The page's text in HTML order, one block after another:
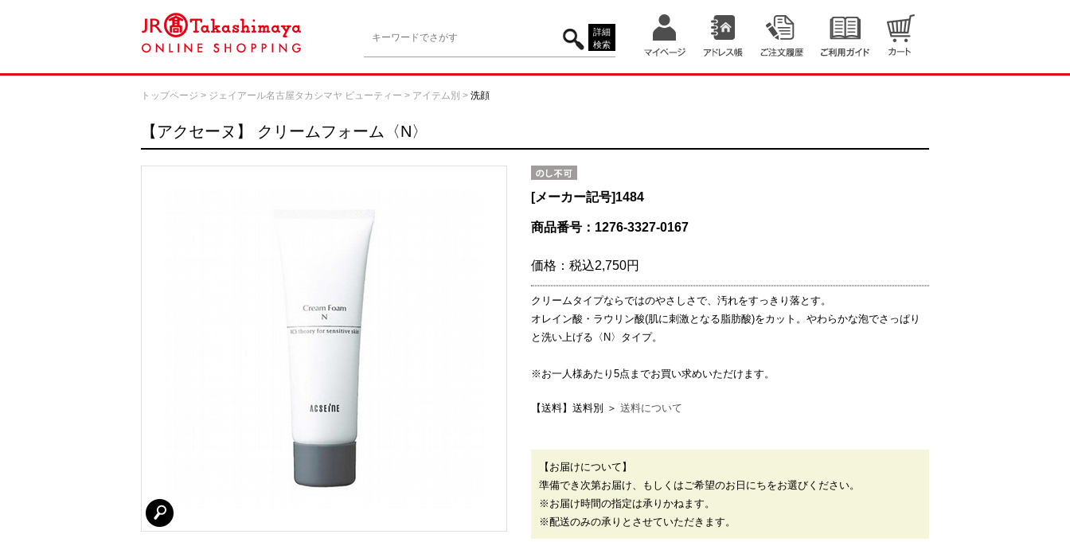
詳細
検索
トップページ > ジェイアール名古屋タカシマヤ ビューティー > アイテム別 > 洗顔
【アクセーヌ】 クリームフォーム〈N〉
[メーカー記号]1484
商品番号：1276-3327-0167
価格： 税込2,750円
クリームタイプならではのやさしさで、汚れをすっきり落とす。
オレイン酸・ラウリン酸(肌に刺激となる脂肪酸)をカット。やわらかな泡でさっぱり
と洗い上げる〈N〉タイプ。
※お一人様あたり5点までお買い求めいただけます。
【送料】送料別 ＞ 送料について
【お届けについて】
準備でき次第お届け、もしくはご希望のお日にちをお選びください。
※お届け時間の指定は承りかねます。
※配送のみの承りとさせていただきます。